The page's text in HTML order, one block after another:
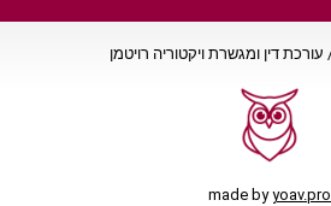
made byyoav.pro